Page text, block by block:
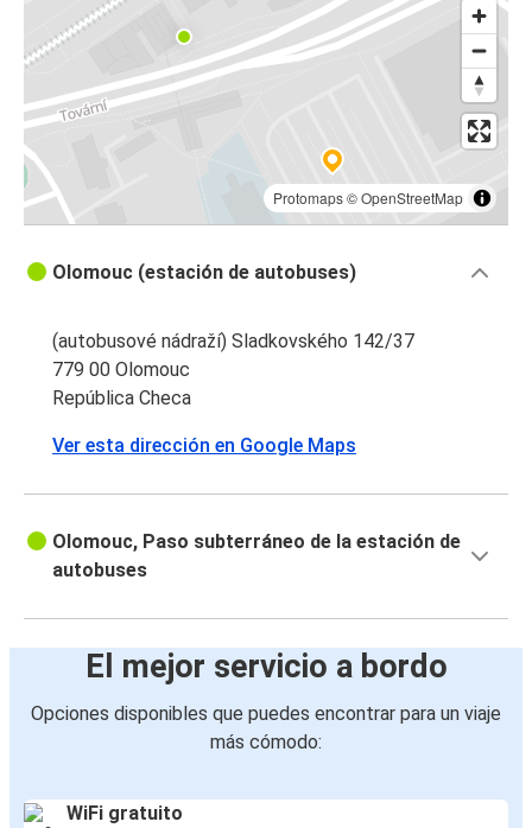
Aeropuerto de Viena
Olomouc
Katowice
Aeropuerto de Praga
Cracovia
Cracovia
Olomouc
Aeropuerto de Cracovia
Varsovia
Olomouc
Aeropuerto de Praga
Olomouc
Olomouc
Protomaps©OpenStreetMap
Olomouc (estación de autobuses)
(autobusové nádraží) Sladkovského 142/37
779 00 Olomouc
República Checa
Ver esta dirección en Google Maps
Olomouc, Paso subterráneo de la estación de
autobuses
El mejor servicio a bordo
Opciones disponibles que puedes encontrar para un viaje
más cómodo:
WiFi gratuito